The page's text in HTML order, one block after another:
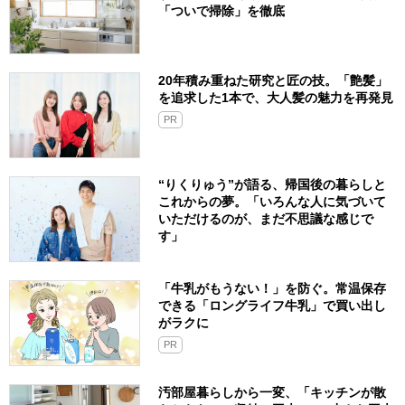
「ついで掃除」を徹底
20年積み重ねた研究と匠の技。「艶髪」
を追求した1本で、大人髪の魅力を再発見
PR
“りくりゅう”が語る、帰国後の暮らしと
これからの夢。「いろんな人に気づいて
いただけるのが、まだ不思議な感じで
す」
「牛乳がもうない！」を防ぐ。常温保存
できる「ロングライフ牛乳」で買い出し
がラクに
PR
汚部屋暮らしから一変、「キッチンが散